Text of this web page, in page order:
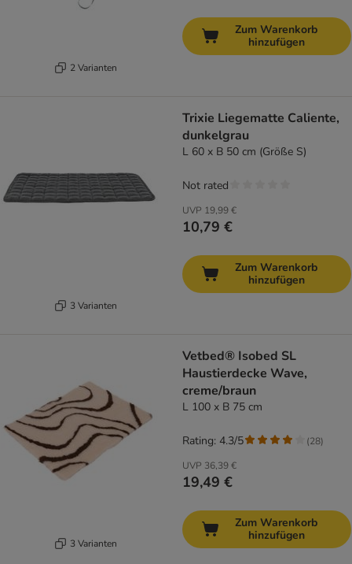
2 Varianten
Zum Warenkorb
hinzufügen
3 Varianten
Trixie Liegematte Caliente,
dunkelgrau
L 60 x B 50 cm (Größe S)
UVP 19,99 €
10,79 €
Not rated
Zum Warenkorb
hinzufügen
3 Varianten
Vetbed® Isobed SL
Haustierdecke Wave,
creme/braun
L 100 x B 75 cm
UVP 36,39 €
19,49 €
Rating: 4.3/5 (28)
Zum Warenkorb
hinzufügen